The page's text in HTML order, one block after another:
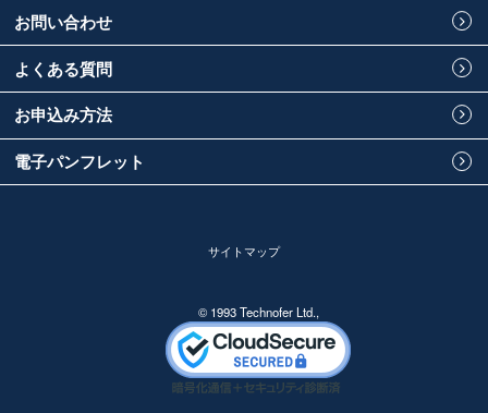
お問い合わせ
よくある質問
お申込み方法
電子パンフレット
サイトマップ
© 1993 Technofer Ltd.,